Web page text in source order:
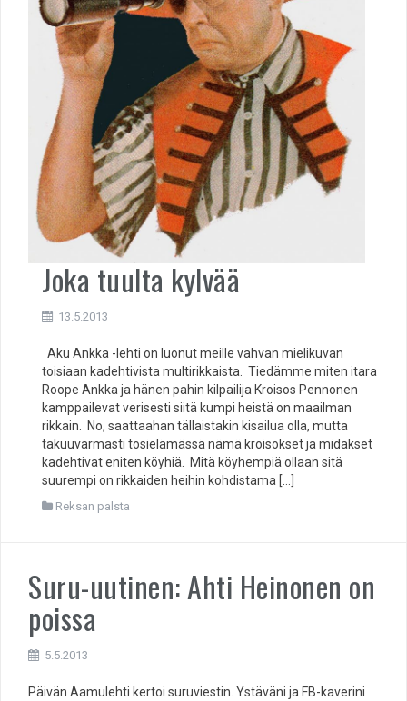
Joka tuulta kylvää
13.5.2013
Aku Ankka -lehti on luonut meille vahvan mielikuvan
toisiaan kadehtivista multirikkaista. Tiedämme miten itara
Roope Ankka ja hänen pahin kilpailija Kroisos Pennonen
kamppailevat verisesti siitä kumpi heistä on maailman
rikkain. No, saattaahan tällaistakin kisailua olla, mutta
takuuvarmasti tosielämässä nämä kroisokset ja midakset
kadehtivat eniten köyhiä. Mitä köyhempiä ollaan sitä
suurempi on rikkaiden heihin kohdistama […]
Reksan palsta
Suru-uutinen: Ahti Heinonen on
poissa
5.5.2013
Päivän Aamulehti kertoi suruviestin. Ystäväni ja FB-kaverini